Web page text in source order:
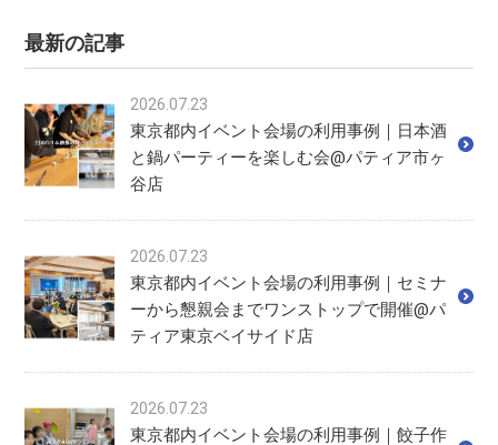
最新の記事
2026.07.23
東京都内イベント会場の利用事例｜日本酒
と鍋パーティーを楽しむ会@パティア市ヶ
谷店
2026.07.23
東京都内イベント会場の利用事例｜セミナ
ーから懇親会までワンストップで開催@パ
ティア東京ベイサイド店
2026.07.23
東京都内イベント会場の利用事例｜餃子作